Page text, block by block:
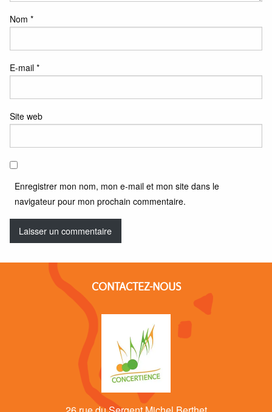
Nom *
E-mail *
Site web
Enregistrer mon nom, mon e-mail et mon site dans le
navigateur pour mon prochain commentaire.
CONTACTEZ-NOUS